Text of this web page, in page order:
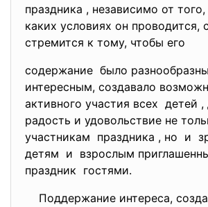
праздника , независимо от
каких условиях он проводится,
стремится к тому, чтобы его
содержание было
интересным, создавало
активного участия всех детей ,
радость и удовольствие не
участникам праздника , но и
детям и взрослым
праздник гостями.
Поддержание интереса,